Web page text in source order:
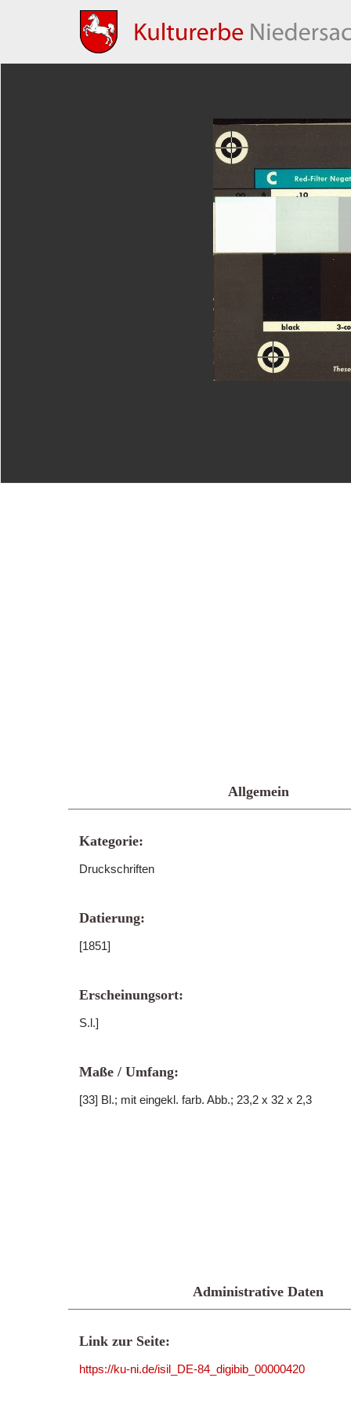
Allgemein
Kategorie:
Druckschriften
Datierung:
[1851]
Erscheinungsort:
S.l.]
Maße / Umfang:
[33] Bl.; mit eingekl. farb. Abb.; 23,2 x 32 x 2,3
Administrative Daten
Link zur Seite:
https://ku-ni.de/isil_DE-84_digibib_00000420